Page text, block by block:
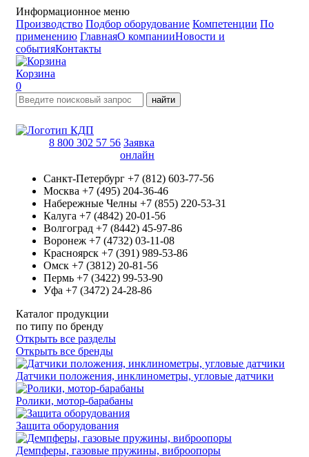
Информационное меню
Производство Подбор оборудование Компетенции По
применению ГлавнаяО компанииНовости и
событияКонтакты
Корзина
0
найти
8 800 302 57 56 Заявка
онлайн
Санкт-Петербург +7 (812) 603-77-56
Москва +7 (495) 204-36-46
Набережные Челны +7 (855) 220-53-31
Калуга +7 (4842) 20-01-56
Волгоград +7 (8442) 45-97-86
Воронеж +7 (4732) 03-11-08
Красноярск +7 (391) 989-53-86
Омск +7 (3812) 20-81-56
Пермь +7 (3422) 99-53-90
Уфа +7 (3472) 24-28-86
Каталог продукции
по типу по бренду
Открыть все разделы
Открыть все бренды
Датчики положения, инклинометры, угловые датчики
Ролики, мотор-барабаны
Защита оборудования
Демпферы, газовые пружины, виброопоры